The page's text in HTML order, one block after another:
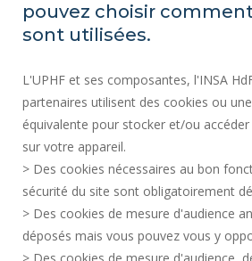
ACTOS REGLAMENTARIOS
CONTRATACIÓN PÚBLICA
INFORMACIÓN LEGAL
SALA DE PRENSA
CONTRATACIÓN
MAPA DEL SITIO
DATOS PERSONALES
pouvez choisir
sont utilisées.
L'UPHF et ses composantes, l'INSA
partenaires utilisent des cookies ou
équivalente pour stocker et/ou
sur votre appareil.
> Des cookies nécessaires au bon
sécurité du site sont obligatoirement
> Des cookies de mesure d'audience
déposés mais vous pouvez vous y